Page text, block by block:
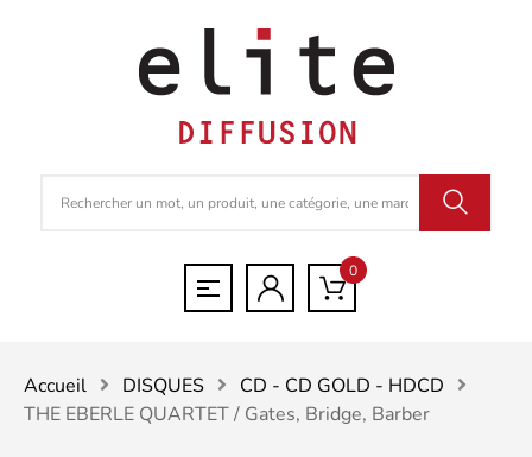
0
Accueil DISQUES
CD - CD GOLD - HDCD
THE EBERLE QUARTET / Gates, Bridge, Barber